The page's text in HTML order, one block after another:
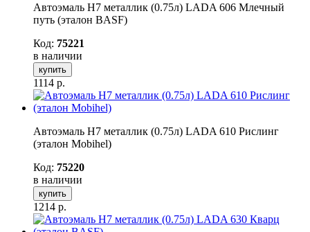
Автоэмаль H7 металлик (0.75л) LADA 606 Млечный
путь (эталон BASF)
Код: 75221
в наличии
купить
1114 р.
Автоэмаль H7 металлик (0.75л) LADA 610 Рислинг
(эталон Mobihel)
Код: 75220
в наличии
купить
1214 р.